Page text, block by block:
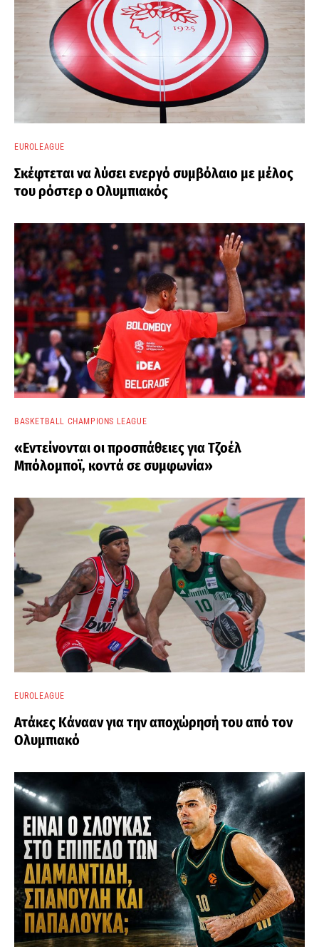
EUROLEAGUE
Σκέφτεται να λύσει ενεργό συμβόλαιο με μέλος
του ρόστερ ο Ολυμπιακός
BASKETBALL CHAMPIONS LEAGUE
«Εντείνονται οι προσπάθειες για Τζοέλ
Μπόλομποϊ, κοντά σε συμφωνία»
EUROLEAGUE
Ατάκες Κάνααν για την αποχώρησή του από τον
Ολυμπιακό